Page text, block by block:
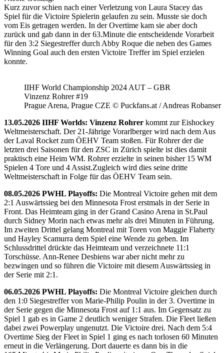
Kurz zuvor schien nach einer Verletzung von Laura Stacey das
Spiel für die Victoire Spielerin gelaufen zu sein. Musste sie doch
vom Eis getragen werden. In der Overtime kam sie aber doch
zurück und gab dann in der 63.Minute die entscheidende Vorarbeit
für den 3:2 Siegestreffer durch Abby Roque die neben des Games
Winning Goal auch den ersten Victoire Treffer im Spiel erzielen
konnte.
IIHF World Championship 2024 AUT – GBR
Vinzenz Rohrer #19
Prague Arena, Prague CZE © Puckfans.at / Andreas Robanser
13.05.2026 IIHF Worlds: Vinzenz Rohrer kommt zur Eishockey
Weltmeisterschaft. Der 21-Jährige Vorarlberger wird nach dem Aus
der Laval Rocket zum ÖEHV Team stoßen. Für Rohrer der die
letzten drei Saisonen für den ZSC in Zürich spielte ist dies damit
praktisch eine Heim WM. Rohrer erzielte in seinen bisher 15 WM
Spielen 4 Tore und 4 Assist.Zugleich wird dies seine dritte
Weltmeisterschaft in Folge für das ÖEHV Team sein.
08.05.2026 PWHL Playoffs: Die Montreal Victoire gehen mit dem
2:1 Auswärtssieg bei den Minnesota Frost erstmals in der Serie in
Front. Das Heimteam ging in der Grand Casino Arena in St.Paul
durch Sidney Morin nach etwas mehr als drei Minuten in Führung.
Im zweiten Drittel gelang Montreal mit Toren von Maggie Flaherty
und Hayley Scamurra dem Spiel eine Wende zu geben. Im
Schlussdrittel drückte das Heimteam und verzeichnete 11:1
Torschüsse. Ann-Renee Desbiens war aber nicht mehr zu
bezwingen und so führen die Victoire mit diesem Auswärtssieg in
der Serie mit 2:1.
06.05.2026 PWHL Playoffs: Die Montreal Victoire gleichen durch
den 1:0 Siegestreffer von Marie-Philip Poulin in der 3. Overtime in
der Serie gegen die Minnesota Frost auf 1:1 aus. Im Gegensatz zu
Spiel 1 gab es in Game 2 deutlich weniger Strafen. Die Fleet ließen
dabei zwei Powerplay ungenutzt. Die Victoire drei. Nach dem 5:4
Overtime Sieg der Fleet in Spiel 1 ging es nach torlosen 60 Minuten
erneut in die Verlängerung. Dort dauerte es dann bis in die